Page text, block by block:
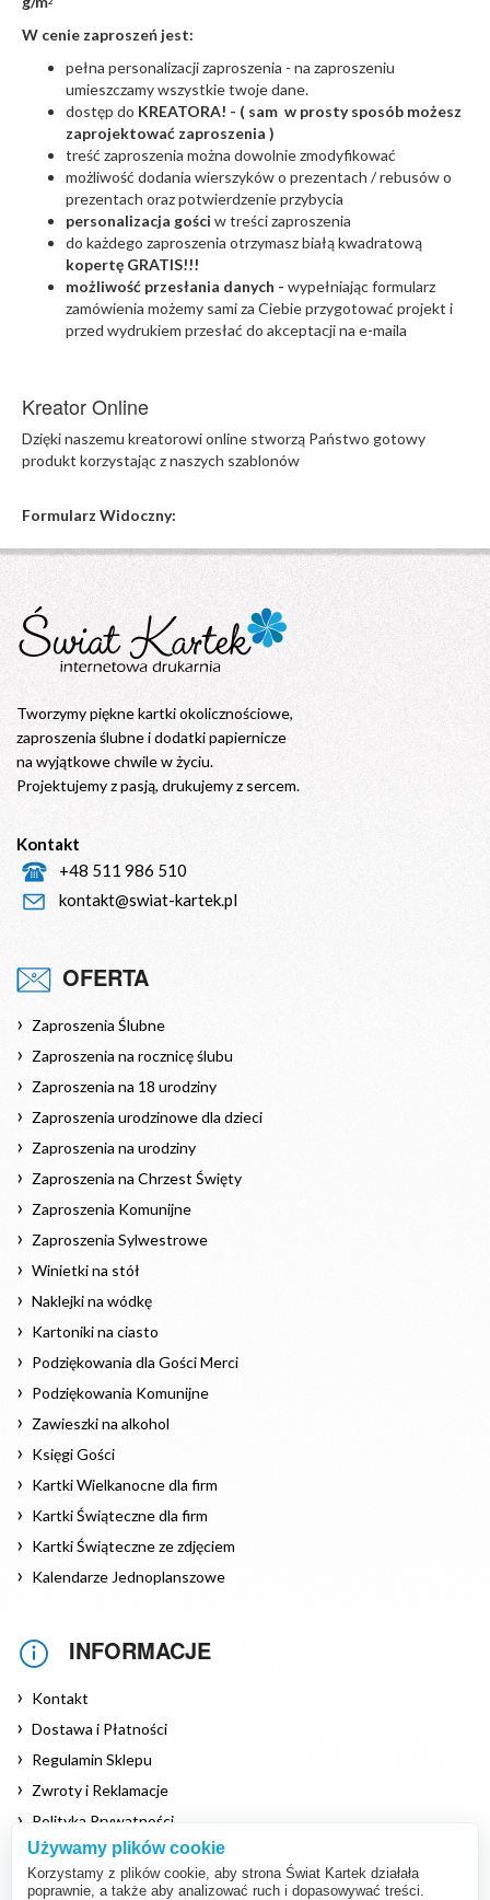
W cenie zaproszeń jest:
pełna personalizacji zaproszenia - na zaproszeniu
umieszczamy wszystkie twoje dane.
dostęp do KREATORA! - ( sam w prosty sposób możesz
zaprojektować zaproszenia )
treść zaproszenia można dowolnie zmodyfikować
możliwość dodania wierszyków o prezentach / rebusów o
prezentach oraz potwierdzenie przybycia
personalizacja gości w treści zaproszenia
do każdego zaproszenia otrzymasz białą kwadratową
kopertę GRATIS!!!
możliwość przesłania danych - wypełniając formularz
zamówienia możemy sami za Ciebie przygotować projekt i
przed wydrukiem przesłać do akceptacji na e-maila
Kreator Online
Dzięki naszemu kreatorowi online stworzą Państwo gotowy
produkt korzystając z naszych szablonów
Formularz Widoczny:
Tworzymy piękne kartki okolicznościowe,
zaproszenia ślubne i dodatki papiernicze
na wyjątkowe chwile w życiu.
Projektujemy z pasją, drukujemy z sercem.
Kontakt
+48 511 986 510
kontakt@swiat-kartek.pl
OFERTA
Zaproszenia Ślubne
Zaproszenia na rocznicę ślubu
Zaproszenia na 18 urodziny
Zaproszenia urodzinowe dla dzieci
Zaproszenia na urodziny
Zaproszenia na Chrzest Święty
Zaproszenia Komunijne
Zaproszenia Sylwestrowe
Winietki na stół
Naklejki na wódkę
Kartoniki na ciasto
Podziękowania dla Gości Merci
Podziękowania Komunijne
Zawieszki na alkohol
Księgi Gości
Kartki Wielkanocne dla firm
Kartki Świąteczne dla firm
Kartki Świąteczne ze zdjęciem
Kalendarze Jednoplanszowe
INFORMACJE
Kontakt
Dostawa i Płatności
Regulamin Sklepu
Zwroty i Reklamacje
Polityka Prywatności
Polityka Cookies
Używamy plików cookie
Korzystamy z plików cookie, aby strona Świat Kartek działała
poprawnie, a także aby analizować ruch i dopasowywać treści.